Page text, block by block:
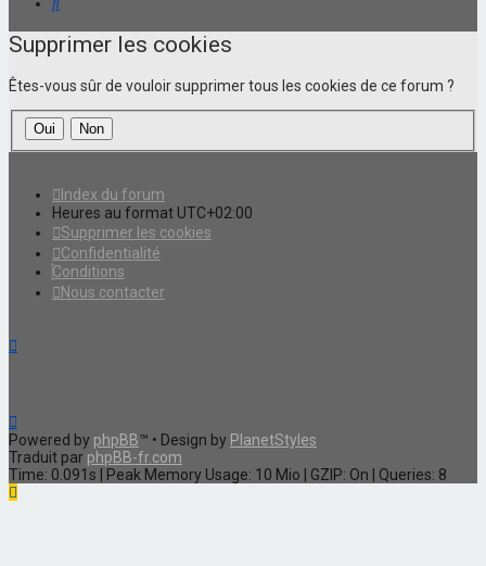
Supprimer les cookies
Êtes-vous sûr de vouloir supprimer tous les cookies de ce forum ?
Index du forum
Heures au format UTC+02:00
Supprimer les cookies
Confidentialité
Conditions
Nous contacter
Powered by phpBB™ • Design by PlanetStyles
Traduit par phpBB-fr.com
Time: 0.091s | Peak Memory Usage: 10 Mio | GZIP: On | Queries: 8